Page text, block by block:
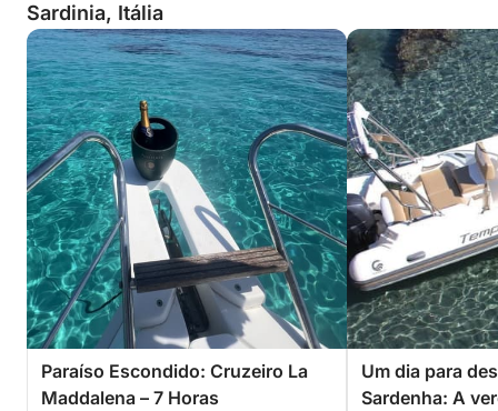
Sardinia, Itália
Paraíso Escondido: Cruzeiro La
Maddalena – 7 Horas
Um dia para
Sardenha: A